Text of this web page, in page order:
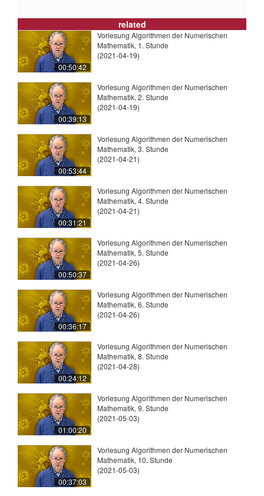
related
00:50:42
Vorlesung Algorithmen der Numerischen
Mathematik, 1. Stunde
(2021-04-19)
00:39:13
Vorlesung Algorithmen der Numerischen
Mathematik, 2. Stunde
(2021-04-19)
00:53:44
Vorlesung Algorithmen der Numerischen
Mathematik, 3. Stunde
(2021-04-21)
00:31:21
Vorlesung Algorithmen der Numerischen
Mathematik, 4. Stunde
(2021-04-21)
00:50:37
Vorlesung Algorithmen der Numerischen
Mathematik, 5. Stunde
(2021-04-26)
00:36:17
Vorlesung Algorithmen der Numerischen
Mathematik, 6. Stunde
(2021-04-26)
00:24:12
Vorlesung Algorithmen der Numerischen
Mathematik, 8. Stunde
(2021-04-28)
01:00:20
Vorlesung Algorithmen der Numerischen
Mathematik, 9. Stunde
(2021-05-03)
00:37:03
Vorlesung Algorithmen der Numerischen
Mathematik, 10. Stunde
(2021-05-03)